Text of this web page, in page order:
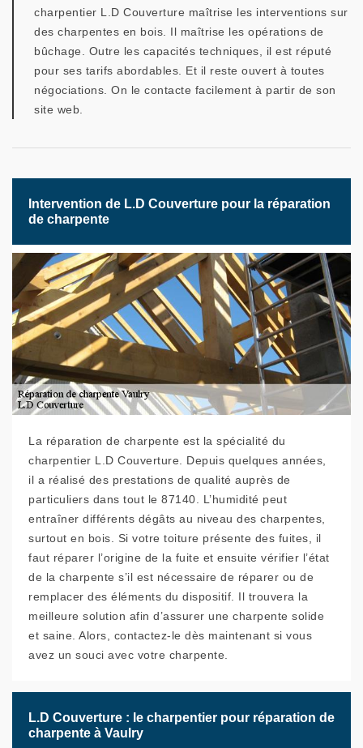
charpentier L.D Couverture maîtrise les interventions sur
des charpentes en bois. Il maîtrise les opérations de
bûchage. Outre les capacités techniques, il est réputé
pour ses tarifs abordables. Et il reste ouvert à toutes
négociations. On le contacte facilement à partir de son
site web.
Intervention de L.D Couverture pour la réparation
de charpente
La réparation de charpente est la spécialité du
charpentier L.D Couverture. Depuis quelques années,
il a réalisé des prestations de qualité auprès de
particuliers dans tout le 87140. L’humidité peut
entraîner différents dégâts au niveau des charpentes,
surtout en bois. Si votre toiture présente des fuites, il
faut réparer l’origine de la fuite et ensuite vérifier l’état
de la charpente s’il est nécessaire de réparer ou de
remplacer des éléments du dispositif. Il trouvera la
meilleure solution afin d’assurer une charpente solide
et saine. Alors, contactez-le dès maintenant si vous
avez un souci avec votre charpente.
L.D Couverture : le charpentier pour réparation de
charpente à Vaulry